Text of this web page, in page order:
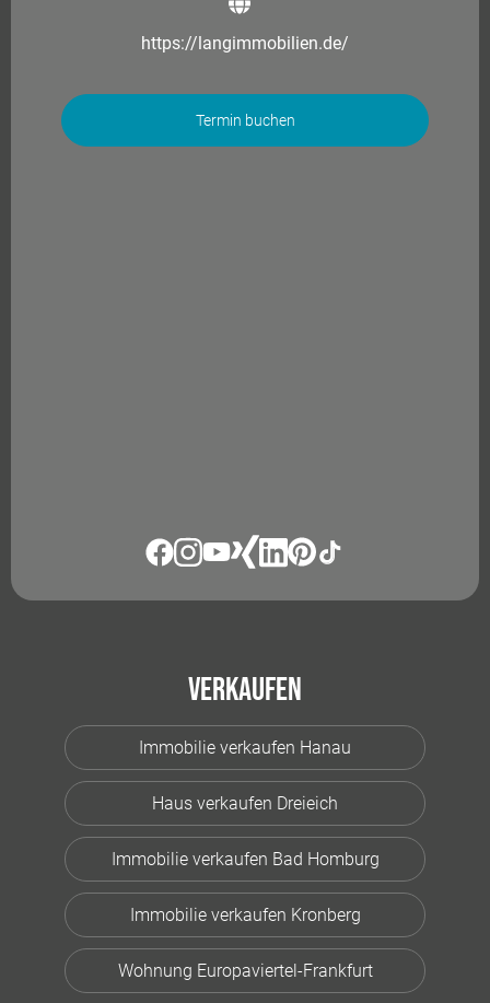
https://langimmobilien.de/
Termin buchen
Verkaufen
Immobilie verkaufen Hanau
Haus verkaufen Dreieich
Immobilie verkaufen Bad Homburg
Immobilie verkaufen Kronberg
Wohnung Europaviertel-Frankfurt